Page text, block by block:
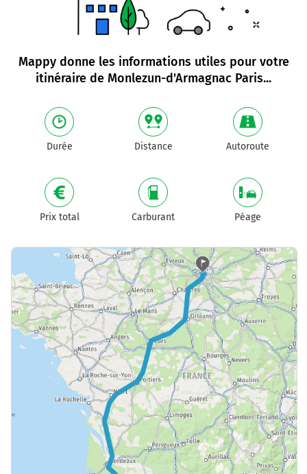
Mappy donne les informations utiles pour votre
itinéraire de Monlezun-d'Armagnac Paris...
Durée Distance Autoroute
Prix total Carburant Péage